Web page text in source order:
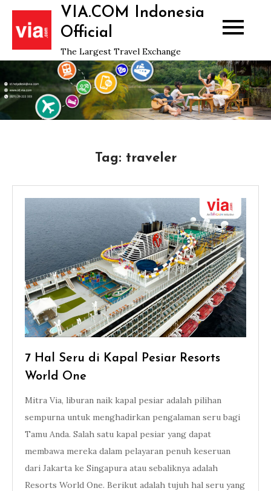
Skip
content
VIA.COM Indonesia
Official
The Largest Travel Exchange
Tag: traveler
7 Hal Seru di Kapal Pesiar Resorts
World One
Mitra Via, liburan naik kapal pesiar adalah pilihan
sempurna untuk menghadirkan pengalaman seru bagi
Tamu Anda. Salah satu kapal pesiar yang dapat
membawa mereka dalam pelayaran penuh keseruan
dari Jakarta ke Singapura atau sebaliknya adalah
Resorts World One. Berikut adalah tujuh hal seru yang